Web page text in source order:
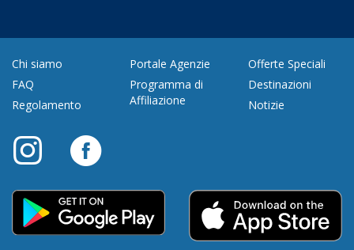
Chi siamo
FAQ
Regolamento
Portale Agenzie
Programma di
Affiliazione
Offerte Speciali
Destinazioni
Notizie